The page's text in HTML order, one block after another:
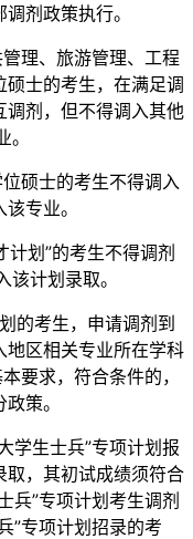
剂政策执行。
理、旅游管理、工程
士的考生，在满足调
调剂，但不得调入其他
硕士的考生不得调入
专业。
划”的考生不得调剂
计划录取。
的考生，申请调剂到
地区相关专业所在学科
要求，符合条件的，
策。
生士兵”专项计划报
取，其初试成绩须符合
兵”专项计划考生调剂
”专项计划招录的考